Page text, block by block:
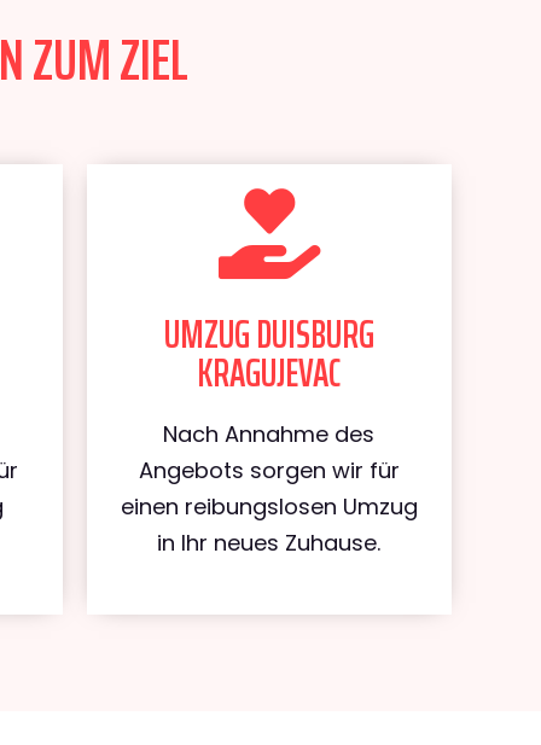
ZUM ZIEL
UMZUG DUISBURG
KRAGUJEVAC
Nach Annahme des
Angebots sorgen wir für
einen reibungslosen Umzug
in Ihr neues Zuhause.